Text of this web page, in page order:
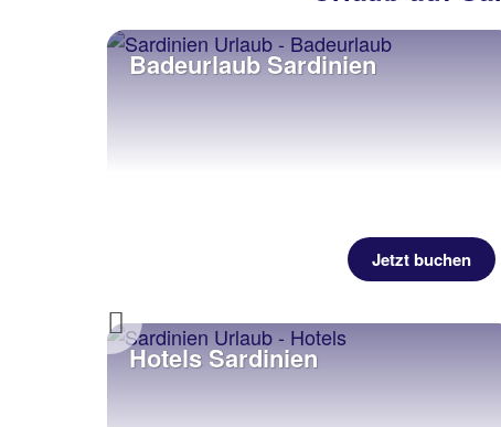
Previous
Badeurlaub Sardinien
Jetzt buchen
Hotels Sardinien